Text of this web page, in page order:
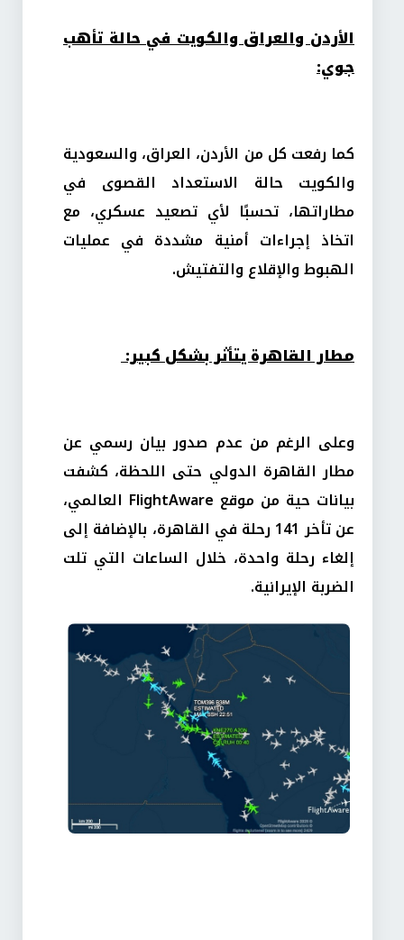
الأردن والعراق والكويت في حالة تأهب
جوي:
كما رفعت كل من الأردن، العراق، والسعودية
والكويت حالة الاستعداد القصوى في
مطاراتها، تحسبًا لأي تصعيد عسكري، مع
اتخاذ إجراءات أمنية مشددة في عمليات
الهبوط والإقلاع والتفتيش.
مطار القاهرة يتأثر بشكل كبير:
وعلى الرغم من عدم صدور بيان رسمي عن
مطار القاهرة الدولي حتى اللحظة، كشفت
بيانات حية من موقع FlightAware العالمي،
عن تأخر 141 رحلة في القاهرة، بالإضافة إلى
إلغاء رحلة واحدة، خلال الساعات التي تلت
الضربة الإيرانية.